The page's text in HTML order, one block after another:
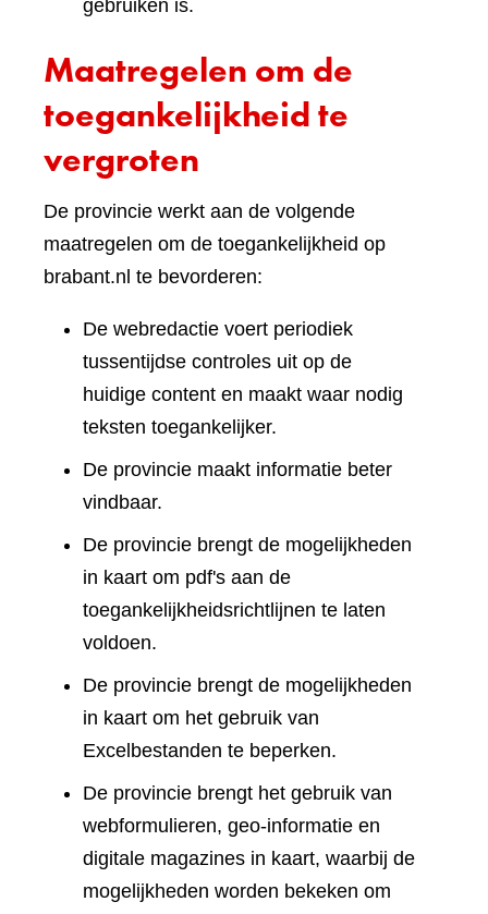
gebruiken is.
Maatregelen om de
toegankelijkheid te
vergroten
De provincie werkt aan de volgende
maatregelen om de toegankelijkheid op
brabant.nl te bevorderen:
De webredactie voert periodiek
tussentijdse controles uit op de
huidige content en maakt waar nodig
teksten toegankelijker.
De provincie maakt informatie beter
vindbaar.
De provincie brengt de mogelijkheden
in kaart om pdf's aan de
toegankelijkheidsrichtlijnen te laten
voldoen.
De provincie brengt de mogelijkheden
in kaart om het gebruik van
Excelbestanden te beperken.
De provincie brengt het gebruik van
webformulieren, geo-informatie en
digitale magazines in kaart, waarbij de
mogelijkheden worden bekeken om